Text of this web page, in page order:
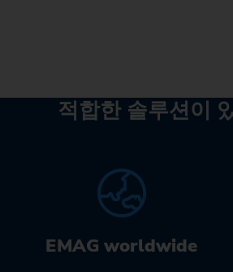
적합한 솔루션이
EMAG worldwide